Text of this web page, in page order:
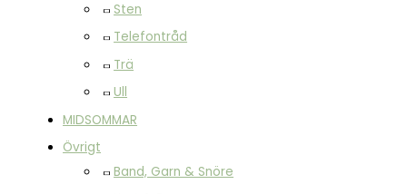
Sten
Telefontråd
Trä
Ull
MIDSOMMAR
Övrigt
Band, Garn & Snöre